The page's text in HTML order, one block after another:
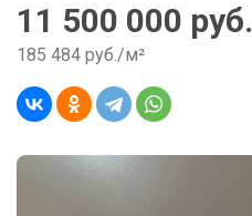
11 500 000 руб.
185 484 руб./м²